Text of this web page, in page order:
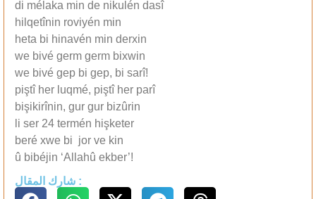
di mélaka min de nikulén dasî
hilqetînin roviyén min
heta bi hinavén min derxin
we bivé germ germ bixwin
we bivé gep bi gep, bi sarî!
piştî her luqmé, piştî her parî
bişikirînin, gur gur bizûrin
li ser 24 termén hişketer
beré xwe bi jor ve kin
û bibéjin ‘Allahû ekber’!
شارك المقال :